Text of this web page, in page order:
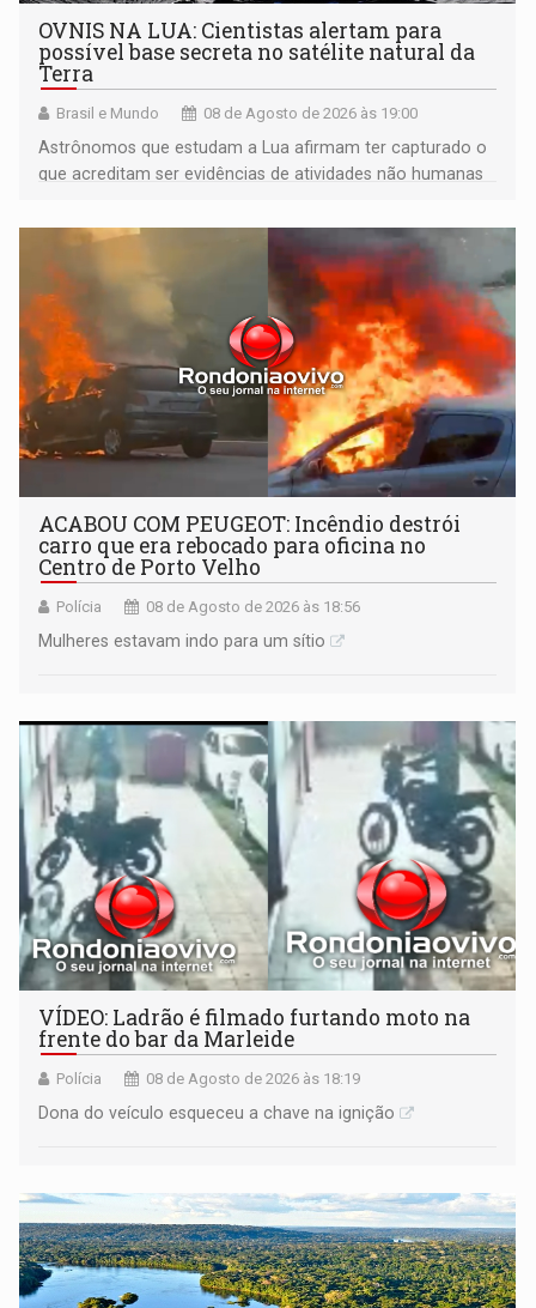
OVNIS NA LUA: Cientistas alertam para
possível base secreta no satélite natural da
Terra
Brasil e Mundo 08 de Agosto de 2026 às 19:00
Astrônomos que estudam a Lua afirmam ter capturado o
que acreditam ser evidências de atividades não humanas
órbita
ACABOU COM PEUGEOT: Incêndio destrói
carro que era rebocado para oficina no
Centro de Porto Velho
Polícia 08 de Agosto de 2026 às 18:56
Mulheres estavam indo para um sítio
VÍDEO: Ladrão é filmado furtando moto na
frente do bar da Marleide
Polícia 08 de Agosto de 2026 às 18:19
Dona do veículo esqueceu a chave na ignição